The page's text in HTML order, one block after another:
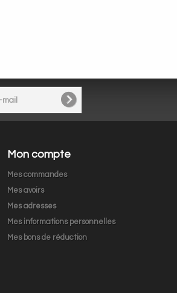
Mon compte
Mes commandes
Mes avoirs
Mes adresses
Mes informations personnelles
Mes bons de réduction